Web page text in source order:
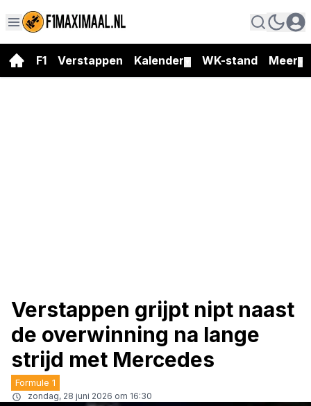
F1 Verstappen Kalender WK-stand Meer
Verstappen grijpt nipt naast
de overwinning na lange
strijd met Mercedes
Formule 1
zondag, 28 juni 2026 om 16:30